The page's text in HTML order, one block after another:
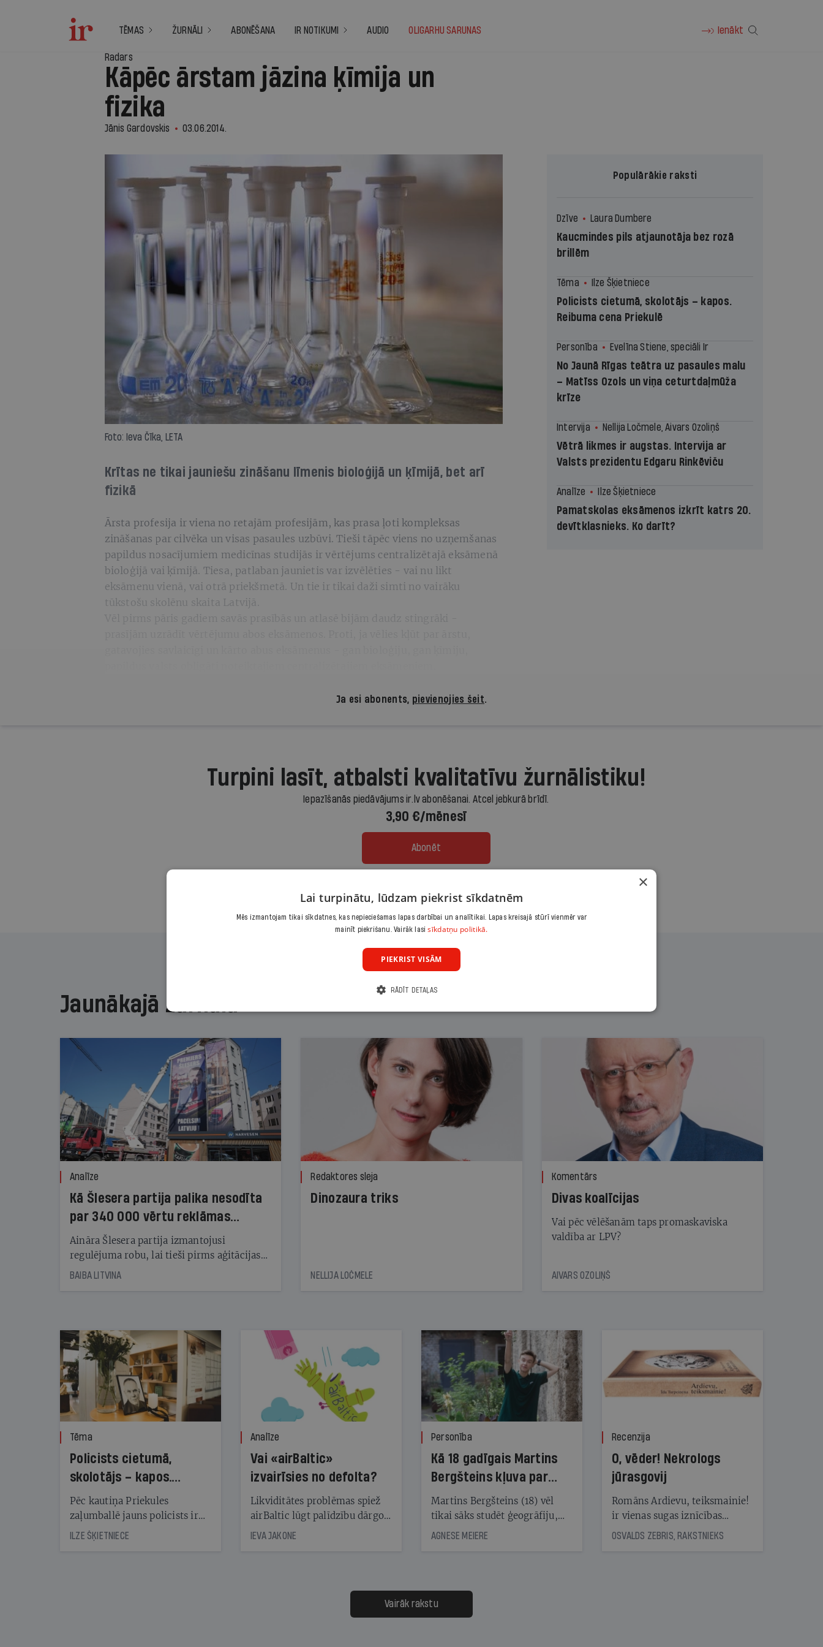
TĒMAS ŽURNĀLI ABONĒŠANA IR NOTIKUMI AUDIO OLIGARHU SARUNAS Ienākt
Radars
Kāpēc ārstam jāzina ķīmija un
fizika
Jānis Gardovskis 03.06.2014.
Foto: Ieva Čīka, LETA
Krītas ne tikai jauniešu zināšanu līmenis bioloģijā un ķīmijā, bet arī
fizikā
Ārsta profesija ir viena no retajām profesijām, kas prasa ļoti kompleksas
zināšanas par cilvēka un visas pasaules uzbūvi. Tieši tāpēc viens no uzņemšanas
papildus nosacījumiem medicīnas studijās ir vērtējums centralizētajā eksāmenā
bioloģijā vai ķīmijā. Tiesa, patlaban jaunietis var izvēlēties - vai nu likt
eksāmenu vienā, vai otrā priekšmetā. Un tie ir tikai daži simti no vairāku
tūkstošu skolēnu skaita Latvijā.
Vēl pirms pāris gadiem savās prasībās un atlasē bijām daudz stingrāki -
Populārākie raksti
Dzīve Laura Dumbere
Kaucmindes pils atjaunotāja bez rozā
brillēm
Tēma Ilze Šķietniece
Policists cietumā, skolotājs – kapos.
Reibuma cena Priekulē
Personība Evelīna Stiene, speciāli Ir
No Jaunā Rīgas teātra uz pasaules malu
– Matīss Ozols un viņa ceturtdaļmūža
krīze
Intervija Nellija Ločmele, Aivars Ozoliņš
Vētrā likmes ir augstas. Intervija ar
Valsts prezidentu Edgaru Rinkēviču
Analīze Ilze Šķietniece
Pamatskolas eksāmenos izkrīt katrs 20.
devītklasnieks. Ko darīt?
Ja esi abonents, pievienojies šeit.
Turpini lasīt, atbalsti kvalitatīvu žurnālistiku!
Iepazīšanās piedāvājums ir.lv abonēšanai. Atcel jebkurā brīdī.
3,90 €/mēnesī
Abonēt
Jaunākajā žurnālā
Analīze
Kā Šlesera partija palika nesodīta
par 340 000 vērtu reklāmas
kampaņu
Aināra Šlesera partija izmantojusi
regulējuma robu, lai tieši pirms aģitācijas
starta izreklamētos par summu, kas
BAIBA LITVINA
Redaktores sleja
Dinozaura triks
NELLIJA LOČMELE
Komentārs
Divas koalīcijas
Vai pēc vēlēšanām taps promaskaviska
valdība ar LPV?
AIVARS OZOLIŅŠ
Tēma
Policists cietumā,
skolotājs – kapos.
Reibuma cena Priekulē
Pēc kautiņa Priekules
zaļumballē jauns policists ir
nonācis cietumā, bet
cienījams pedagogs — kapos.
ILZE ŠĶIETNIECE
Analīze
Vai «airBaltic»
izvairīsies no defolta?
Likviditātes problēmas spiež
airBaltic lūgt palīdzību dārgo
obligāciju turētājiem, taču
samaksāt augstos procentus,
kas jāpārskaita jau trīs dienas
pirms nākamās sapulces
IEVA JAKONE
Personība
Kā 18 gadīgais Martins
Bergšteins kļuva par
laika ziņu seju?
Martins Bergšteins (18) vēl
tikai sāks studēt ģeogrāfiju,
bet viņa sacītajam jau uzticas
uzcītīga darba, mammas
atbalsts un drosme turpināt
meteovērojumus arī tad, kad
AGNESE MEIERE
Recenzija
O, vēder! Nekrologs
jūrasgovij
Romāns Ardievu, teiksmainie!
ir vienas sugas iznīcības
traģiskais stāsts
OSVALDS ZEBRIS, RAKSTNIEKS
Vairāk rakstu
×
Lai turpinātu, lūdzam piekrist sīkdatnēm
Mēs izmantojam tikai sīkdatnes, kas nepieciešamas lapas darbībai un analītikai. Lapas kreisajā stūrī vienmēr var
mainīt piekrišanu. Vairāk lasisīkdatņu politikā.
PIEKRIST VISĀM
RĀDĪT DETAĻAS